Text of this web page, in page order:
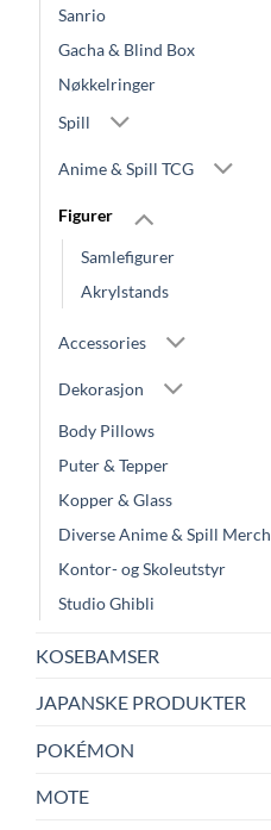
Sanrio
Gacha & Blind Box
Nøkkelringer
Spill
Anime & Spill TCG
Figurer
Samlefigurer
Akrylstands
Accessories
Dekorasjon
Body Pillows
Puter & Tepper
Kopper & Glass
Diverse Anime & Spill Merch
Kontor- og Skoleutstyr
Studio Ghibli
KOSEBAMSER
JAPANSKE PRODUKTER
POKÉMON
MOTE